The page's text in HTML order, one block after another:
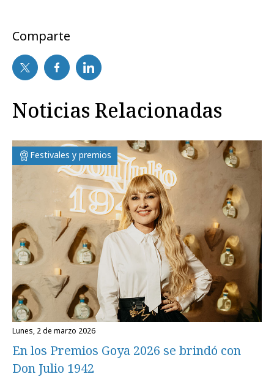
Comparte
Noticias Relacionadas
Festivales y premios
lunes, 2 de marzo 2026
En los Premios Goya 2026 se brindó con
Don Julio 1942